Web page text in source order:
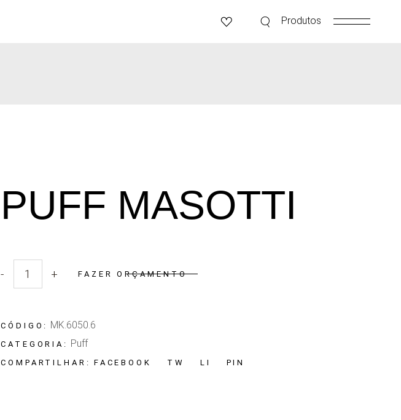
Produtos
PUFF MASOTTI
Quantidade Puff Masotti
- + FAZER ORÇAMENTO
CÓDIGO: MK.6050.6
CATEGORIA: Puff
COMPARTILHAR: FACEBOOK TW LI PIN